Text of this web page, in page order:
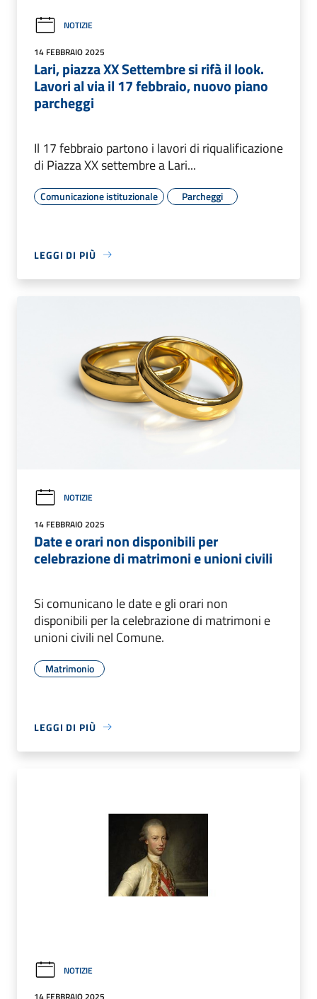
NOTIZIE
14 FEBBRAIO 2025
Lari, piazza XX Settembre si rifà il look.
Lavori al via il 17 febbraio, nuovo piano
parcheggi
Il 17 febbraio partono i lavori di riqualificazione
di Piazza XX settembre a Lari...
Comunicazione istituzionale Parcheggi
LEGGI DI PIÙ
NOTIZIE
14 FEBBRAIO 2025
Date e orari non disponibili per
celebrazione di matrimoni e unioni civili
Si comunicano le date e gli orari non
disponibili per la celebrazione di matrimoni e
unioni civili nel Comune.
Matrimonio
LEGGI DI PIÙ
NOTIZIE